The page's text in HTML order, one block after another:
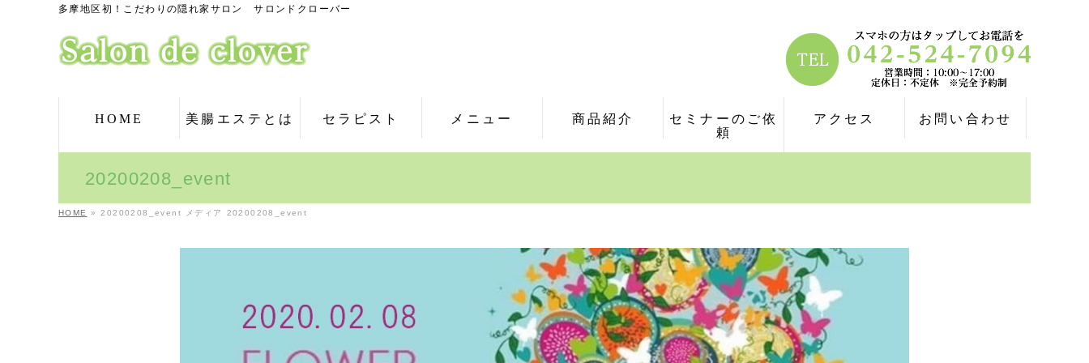
多摩地区初！こだわりの隠れ家サロン サロンドクローバー
HOME 美腸エステとは セラピスト メニュー 商品紹介
セミナーのご依
頼
アクセス お問い合わせ
20200208_event
HOME » 20200208_event メディア 20200208_event